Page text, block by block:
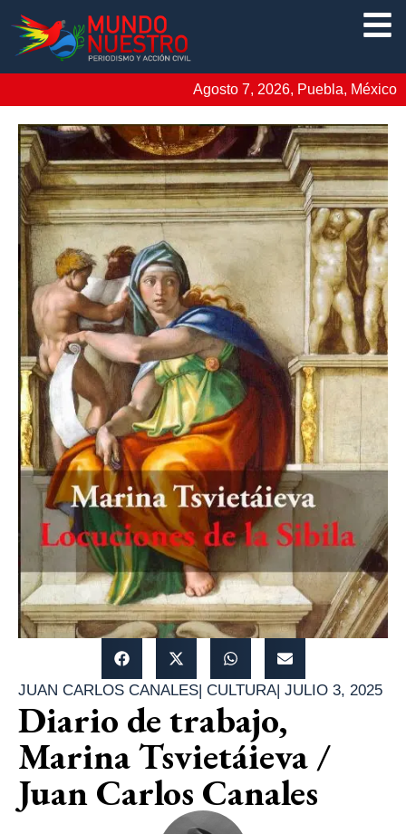
Agosto 7, 2026, Puebla, México
JUAN CARLOS CANALES| CULTURA| JULIO 3, 2025
Diario de trabajo,
Marina Tsvietáieva /
Juan Carlos Canales